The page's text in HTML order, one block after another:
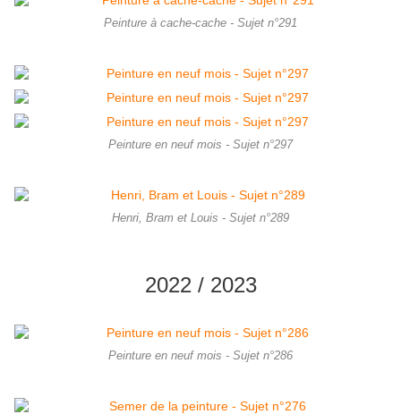
Peinture à cache-cache - Sujet n°291
Peinture en neuf mois - Sujet n°297
Henri, Bram et Louis - Sujet n°289
2022 / 2023
Peinture en neuf mois - Sujet n°286